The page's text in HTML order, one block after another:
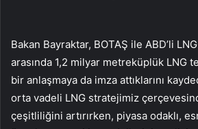
Bakan Bayraktar, BOTAŞ ile ABD’li
arasında 1,2 milyar metreküplük LNG
bir anlaşmaya da imza attıklarını
orta vadeli LNG stratejimiz
çeşitliliğini artırırken, piyasa odaklı,